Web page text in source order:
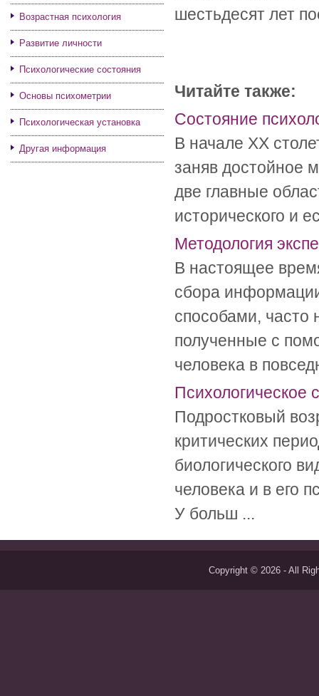
шестьдесят лет
Читайте также:
Состояние
В начале XX
заняв достойное
две главные
исторического и
Методология
В настоящее
сбора
способами,
полученные с
человека в
Психологическое
Подростковый
критических
биологического
человека и в его
У больш ...
Возрастная психология
Развитие личности
Психологические состояния
Основы психометрии
Психологическая установка
Другая информация
Copyright © 2026 - All